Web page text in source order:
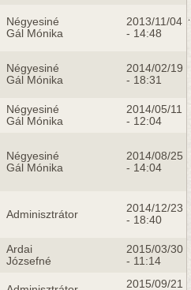
Négyesiné
Gál Mónika
2013/11/04
- 14:48
Négyesiné
Gál Mónika
2014/02/19
- 18:31
Négyesiné
Gál Mónika
2014/05/11
- 12:04
Négyesiné
Gál Mónika
2014/08/25
- 14:04
Adminisztrátor
2014/12/23
- 18:40
Ardai
Józsefné
2015/03/30
- 11:14
2015/09/21